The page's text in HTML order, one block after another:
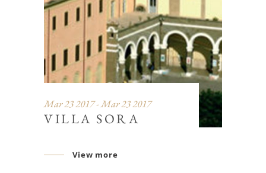
Mar 23 2017 - Mar 23 2017
VILLA SORA
View more